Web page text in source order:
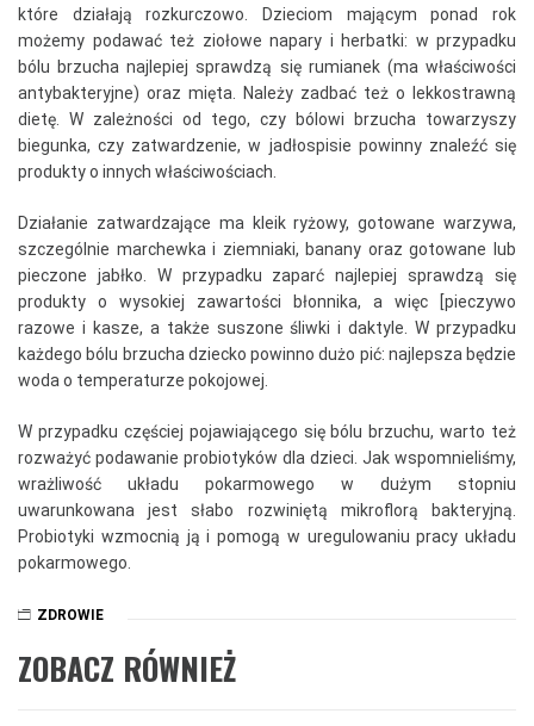
które działają rozkurczowo. Dzieciom mającym ponad rok
możemy podawać też ziołowe napary i herbatki: w przypadku
bólu brzucha najlepiej sprawdzą się rumianek (ma właściwości
antybakteryjne) oraz mięta. Należy zadbać też o lekkostrawną
dietę. W zależności od tego, czy bólowi brzucha towarzyszy
biegunka, czy zatwardzenie, w jadłospisie powinny znaleźć się
produkty o innych właściwościach.
Działanie zatwardzające ma kleik ryżowy, gotowane warzywa,
szczególnie marchewka i ziemniaki, banany oraz gotowane lub
pieczone jabłko. W przypadku zaparć najlepiej sprawdzą się
produkty o wysokiej zawartości błonnika, a więc [pieczywo
razowe i kasze, a także suszone śliwki i daktyle. W przypadku
każdego bólu brzucha dziecko powinno dużo pić: najlepsza będzie
woda o temperaturze pokojowej.
W przypadku częściej pojawiającego się bólu brzuchu, warto też
rozważyć podawanie probiotyków dla dzieci. Jak wspomnieliśmy,
wrażliwość układu pokarmowego w dużym stopniu
uwarunkowana jest słabo rozwiniętą mikroflorą bakteryjną.
Probiotyki wzmocnią ją i pomogą w uregulowaniu pracy układu
pokarmowego.
ZDROWIE
ZOBACZ RÓWNIEŻ